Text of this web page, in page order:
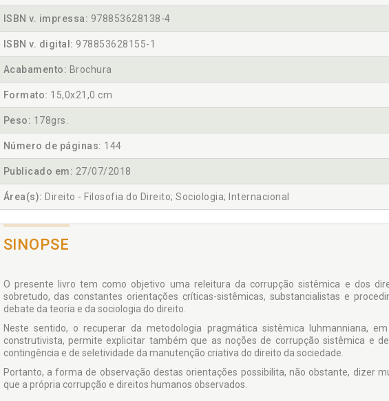
ISBN v. impressa: 978853628138-4
ISBN v. digital: 978853628155-1
Acabamento: Brochura
Formato: 15,0x21,0 cm
Peso: 178grs.
Número de páginas: 144
Publicado em: 27/07/2018
Área(s): Direito - Filosofia do Direito; Sociologia; Internacional
SINOPSE
O presente livro tem como objetivo uma releitura da corrupção sistêmica e dos
sobretudo, das constantes orientações críticas-sistêmicas, substancialistas e
debate da teoria e da sociologia do direito.
Neste sentido, o recuperar da metodologia pragmática sistêmica luhmanniana,
construtivista, permite explicitar também que as noções de corrupção sistêmica e
contingência e de seletividade da manutenção criativa do direito da sociedade.
Portanto, a forma de observação destas orientações possibilita, não obstante, dizer
que a própria corrupção e direitos humanos observados.